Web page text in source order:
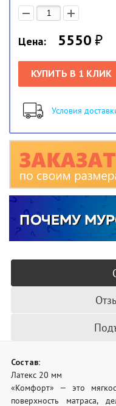
Цена: 5550₽
КУПИТЬ В 1 КЛИК
Условия
Состав:
Латекс 20 мм
«Комфорт» — это
поверхность матраса,